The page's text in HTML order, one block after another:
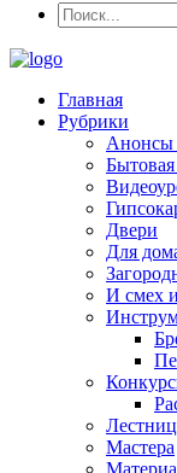
Главная
Рубрики
Анонсы
Двери
Для
И смех
Мастера